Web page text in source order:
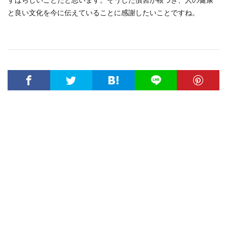
と良い文化を今に伝えていることに感謝したいことですね。